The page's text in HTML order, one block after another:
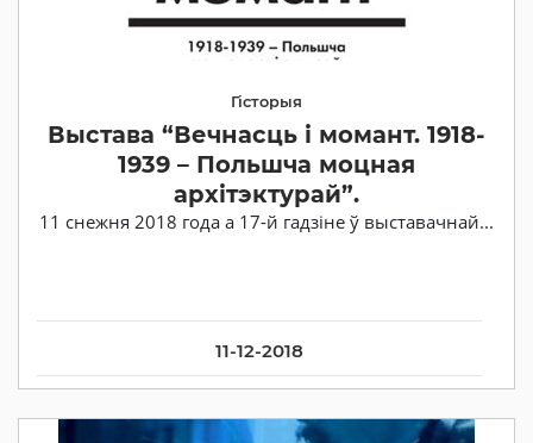
11-12-2018
Гісторыя
Выстава “Вечнасць і момант. 1918-
1939 – Польшча моцная
архітэктурай”.
11 снежня 2018 года а 17-й гадзіне ў выставачнай...